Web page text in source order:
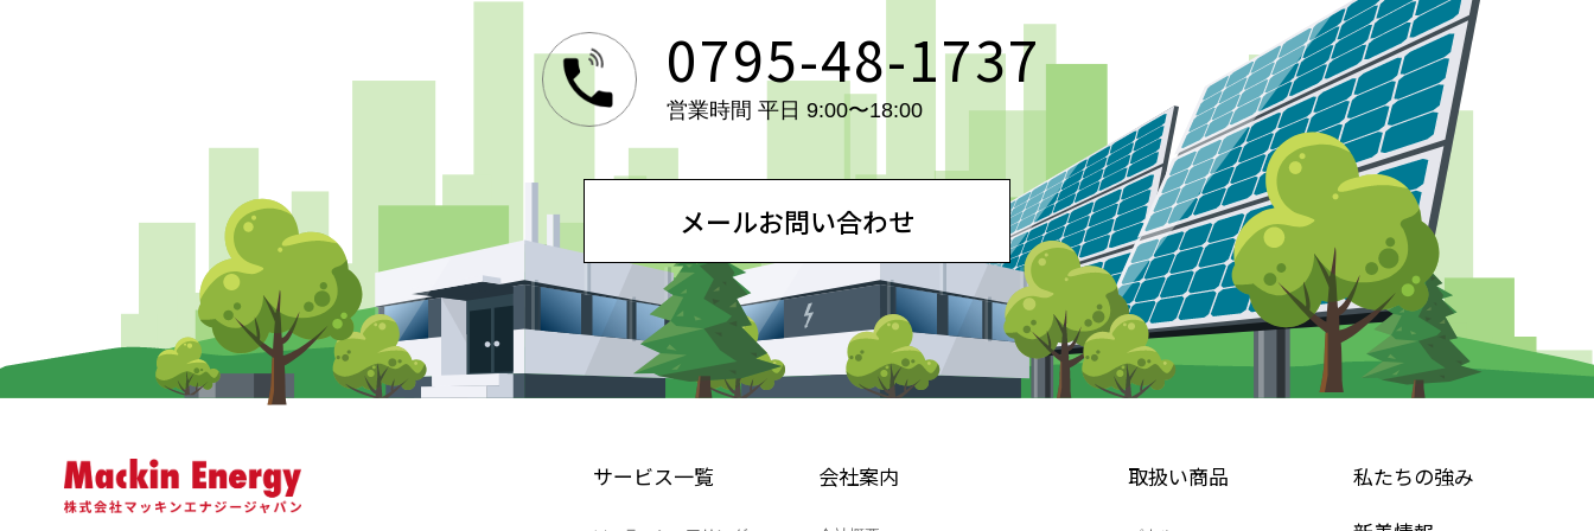
0795-48-1737
営業時間 平日 9:00〜18:00
メールお問い合わせ
サービス一覧 会社案内 取扱い商品
私たちの強み